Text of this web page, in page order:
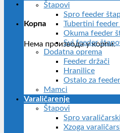
Корпа
Нема производа у корпи.
Štapovi
Spro feeder
Tubertini
Okuma feeder
Svi feeder
Dodatna oprema
Feeder držači
Hranilice
Ostalo za feeder
Mamci
Varaličarenje
Štapovi
Spro
Xzoga